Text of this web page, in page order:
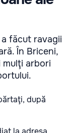
făcut ravagii
În Briceni,
mulţi arbori
după